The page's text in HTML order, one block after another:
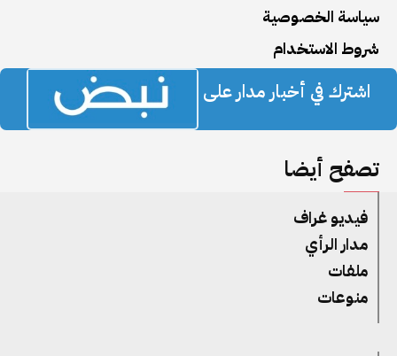
سياسة الخصوصية
شروط الاستخدام
اشترك في أخبار مدار على
تصفح أيضا
فيديو غراف
مدار الرأي
ملفات
منوعات